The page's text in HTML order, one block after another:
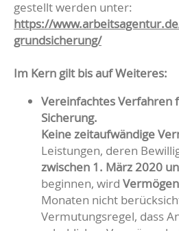
gestellt werden unter:
https://
grundsicherung/
Im Kern gilt bis auf Weiteres:
Vereinfachtes Verfahren
Sicherung.
Keine zeitaufwändige
Leistungen, deren
zwischen 1. März 2020
beginnen, wird Vermögen
Monaten nicht
Vermutungsregel, dass